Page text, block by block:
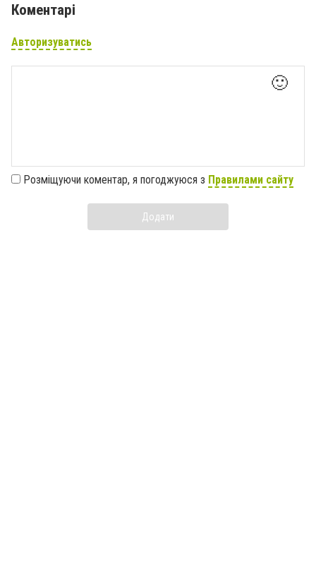
Коментарі
Авторизуватись
🙂
Розміщуючи коментар, я погоджуюся з Правилами сайту
Додати